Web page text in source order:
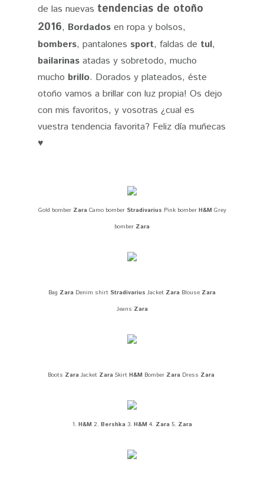
de las nuevas tendencias de otoño
2016, Bordados en ropa y bolsos,
bombers, pantalones sport, faldas de tul,
bailarinas atadas y sobretodo, mucho
mucho brillo. Dorados y plateados, éste
otoño vamos a brillar con luz propia! Os dejo
con mis favoritos, y vosotras ¿cual es
vuestra tendencia favorita? Feliz día muñecas
♥
Gold bomberZaraCamo bomber Stradivarius Pink bomber H&M Grey
bomber Zara
Bag Zara Denim shirt Stradivarius Jacket Zara Blouse Zara
Jeans Zara
Boots Zara Jacket Zara Skirt H&M Bomber Zara Dress Zara
1. H&M 2. Bershka3. H&M 4. Zara5. Zara